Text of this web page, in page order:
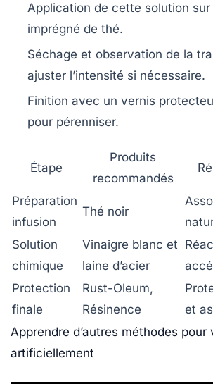
Application de cette solution sur
imprégné de thé.
Séchage et observation de la
ajuster l’intensité si nécessaire.
Finition avec un vernis
pour pérenniser.
Étape
Produits
recommandés
Préparation
infusion
Thé noir
Solution
chimique
Vinaigre blanc et
laine d’acier
Protection
finale
Rust-Oleum,
Résinence
et
Apprendre d’autres méthodes pour
artificiellement